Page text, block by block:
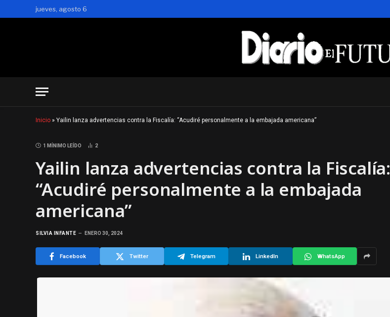
jueves, agosto 6
Inicio » Yailin lanza advertencias contra la Fiscalía: “Acudiré personalmente a la embajada americana”
1 MÍNIMO LEÍDO 2
Yailin lanza advertencias contra la Fiscalía:
“Acudiré personalmente a la embajada
americana”
SILVIA INFANTE ENERO 30, 2024
Facebook Twitter Telegram LinkedIn WhatsApp